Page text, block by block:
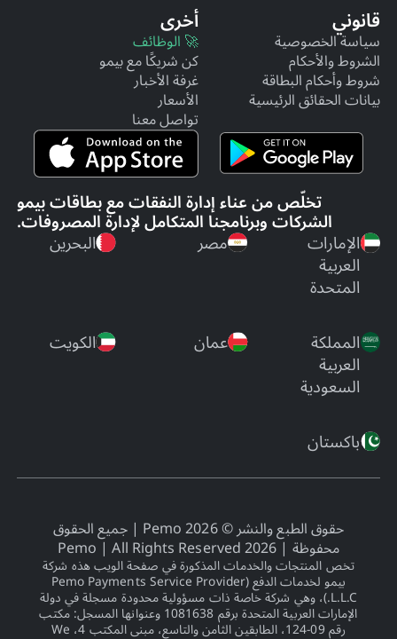
قانوني
سياسة الخصوصية
الشروط والأحكام
شروط وأحكام البطاقة
بيانات الحقائق الرئيسية
أخرى
🚀 الوظائف
كن شريكًا مع بيمو
غرفة الأخبار
الأسعار
تواصل معنا
تخلّص من عناء إدارة النفقات مع بطاقات بيمو
الشركات وبرنامجنا المتكامل لإدارة المصروفات.
الإمارات
العربية
المتحدة
مصر البحرين
المملكة
العربية
السعودية
عمان الكويت
باكستان
حقوق الطبع والنشر © 2026 Pemo | جميع الحقوق
محفوظة |2026
Pemo | All Rights Reserved
تخص المنتجات والخدمات المذكورة في صفحة الويب هذه شركة
بيمو لخدمات الدفع (Pemo Payments Service Provider
L.L.C.)، وهي شركة خاصة ذات مسؤولية محدودة مسجلة في دولة
الإمارات العربية المتحدة برقم 1081638 وعنوانها المسجل: مكتب
رقم 09-124، الطابقين الثامن والتاسع، مبنى المكتب 4، We